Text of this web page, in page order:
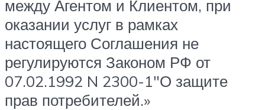
между Агентом и Клиентом, при
оказании услуг в рамках
настоящего Соглашения не
регулируются Законом РФ от
07.02.1992 N 2300-1″О защите
прав потребителей.»